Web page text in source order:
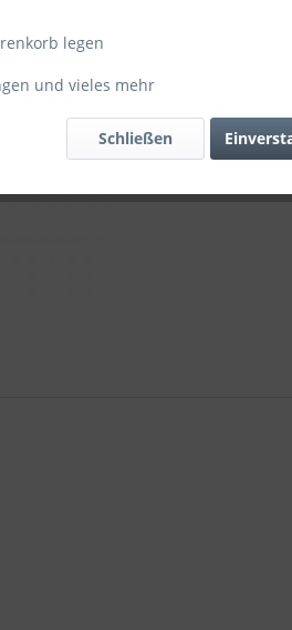
legen
und vieles mehr
Schließen